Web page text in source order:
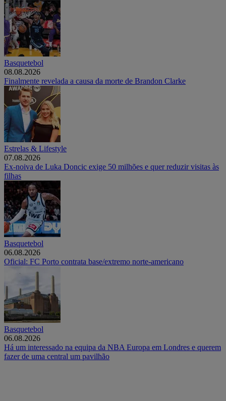
Basquetebol
08.08.2026
Finalmente revelada a causa da morte de Brandon Clarke
Estrelas & Lifestyle
07.08.2026
Ex-noiva de Luka Doncic exige 50 milhões e quer reduzir visitas às
filhas
Basquetebol
06.08.2026
Oficial: FC Porto contrata base/extremo norte-americano
Basquetebol
06.08.2026
Há um interessado na equipa da NBA Europa em Londres e querem
fazer de uma central um pavilhão